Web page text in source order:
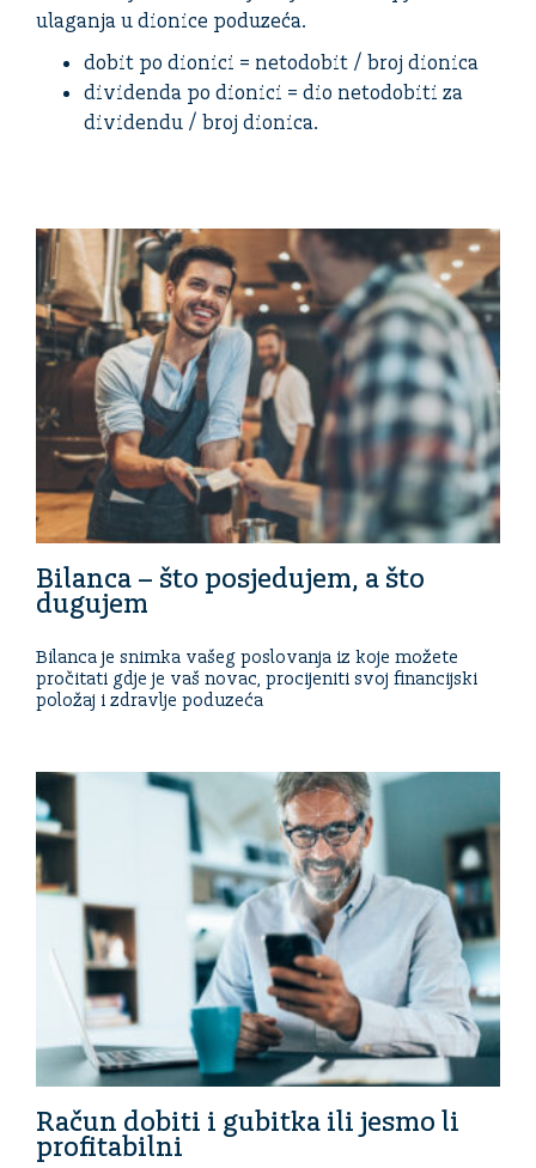
ulaganja u dionice poduzeća.
dobit po dionici = netodobit / broj dionica
dividenda po dionici = dio netodobiti za
dividendu / broj dionica.
Bilanca – što posjedujem, a što
dugujem
Bilanca je snimka vašeg poslovanja iz koje možete
pročitati gdje je vaš novac, procijeniti svoj financijski
položaj i zdravlje poduzeća
Račun dobiti i gubitka ili jesmo li
profitabilni